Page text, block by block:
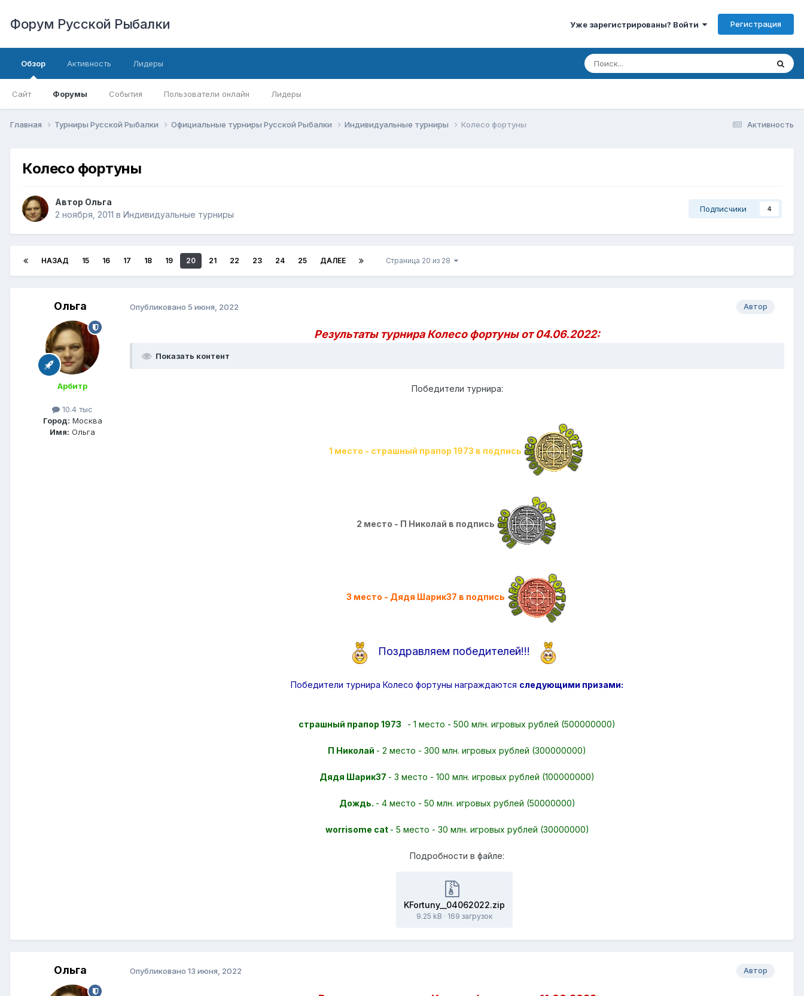
Форум Русской Рыбалки Уже зарегистрированы? Войти Регистрация
Обзор
Сайт Форумы События Пользователи онлайн Лидеры
Активность Лидеры
Активность
Главная Турниры Русской Рыбалки Официальные турниры Русской Рыбалки Индивидуальные турниры Колесо фортуны
Колесо фортуны
Автор Ольга
2 ноября, 2011 в Индивидуальные турниры
Подписчики 4
НАЗАД 15 16 17 18 19 20 21 22 23 24 25 ДАЛЕЕ Страница 20 из 28
Ольга
Арбитр
10.4 тыс
Город: Москва
Имя: Ольга
Автор
Опубликовано 5 июня, 2022
Результаты турнира Колесо фортуны от 04.06.2022:
Показать контент
Победители турнира:
1 место - страшный прапор 1973 в подпись
2 место - П Николай в подпись
3 место - Дядя Шарик37 в подпись
Поздравляем победителей!!!
Победители турнира Колесо фортуны награждаются следующими призами:
страшный прапор 1973 - 1 место - 500 млн. игровых рублей (500000000)
П Николай - 2 место - 300 млн. игровых рублей (300000000)
Дядя Шарик37 - 3 место - 100 млн. игровых рублей (100000000)
Дождь. - 4 место - 50 млн. игровых рублей (50000000)
worrisome cat - 5 место - 30 млн. игровых рублей (30000000)
Подробности в файле:
KFortuny__04062022.zip
9.25 kB · 169 загрузок
Ольга Автор
Опубликовано 13 июня, 2022